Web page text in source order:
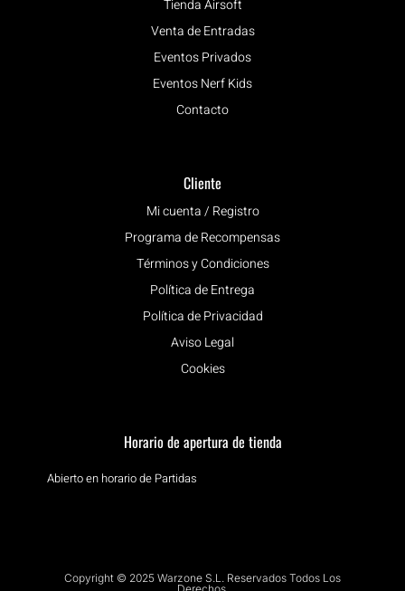
Tienda Airsoft
Venta de Entradas
Eventos Privados
Eventos Nerf Kids
Contacto
Cliente
Mi cuenta / Registro
Programa de Recompensas
Términos y Condiciones
Política de Entrega
Política de Privacidad
Aviso Legal
Cookies
Horario de apertura de tienda
Abierto en horario de Partidas
Copyright © 2025 Warzone S.L. Reservados Todos Los